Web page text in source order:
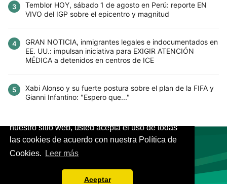
Este sitio utiliza cookies para mejorar la
nuestro sitio web, usted acepta el uso de todas
las cookies de acuerdo con nuestra Política de
Cookies.
Leer más
Aceptar
3
Temblor HOY, sábado 1 de agosto en Perú: reporte EN
VIVO del IGP sobre el epicentro y magnitud
4
GRAN NOTICIA, inmigrantes legales e indocumentados en
EE. UU.: impulsan iniciativa para EXIGIR ATENCIÓN
MÉDICA a detenidos en centros de ICE
5
Xabi Alonso y su fuerte postura sobre el plan de la FIFA y
Gianni Infantino: "Espero que..."